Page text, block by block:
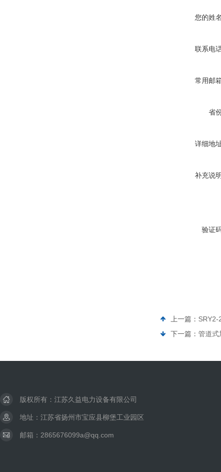
您的姓
联系电
常用邮
省
详细地
补充说
验证
上一篇： SRY2-
下一篇： 管道式
版权所有：江苏久益电力设备有限公司
地址：江苏省扬州市宝应县柳堡工业园区
邮箱：2865676099a@qq.com